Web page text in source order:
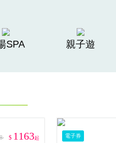
SPA 親子遊
$ 1163起 電子券